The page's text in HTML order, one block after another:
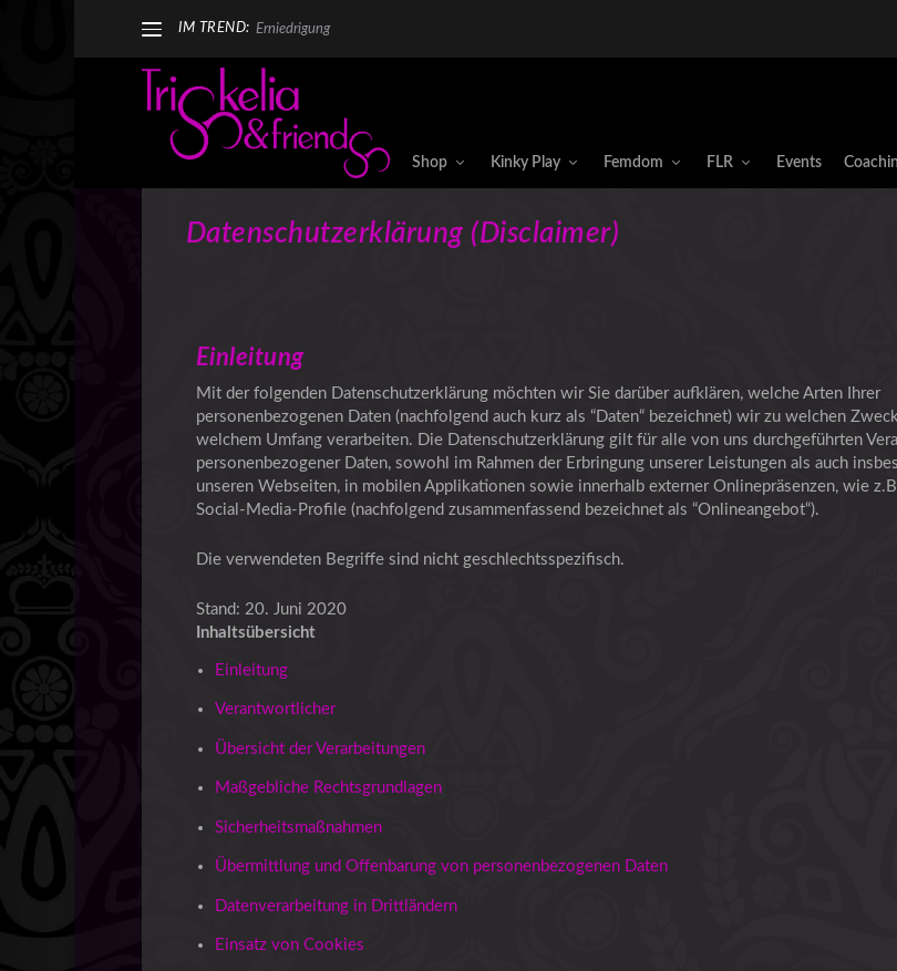
IM TREND: Erniedrigung
Shop Kinky Play Femdom FLR Events
Datenschutzerklärung (Disclaimer)
Einleitung
Mit der folgenden Datenschutzerklärung möchten wir Sie darüber aufklären, welche Arten Ihrer
personenbezogenen Daten (nachfolgend auch kurz als “Daten“ bezeichnet) wir zu welchen
welchem Umfang verarbeiten. Die Datenschutzerklärung gilt für alle von uns durchgeführten
personenbezogener Daten, sowohl im Rahmen der Erbringung unserer Leistungen als auch
unseren Webseiten, in mobilen Applikationen sowie innerhalb externer Onlinepräsenzen, wie
Social-Media-Profile (nachfolgend zusammenfassend bezeichnet als “Onlineangebot“).
Die verwendeten Begriffe sind nicht geschlechtsspezifisch.
Stand: 20. Juni 2020
Inhaltsübersicht
Einleitung
Verantwortlicher
Übersicht der Verarbeitungen
Maßgebliche Rechtsgrundlagen
Sicherheitsmaßnahmen
Übermittlung und Offenbarung von personenbezogenen Daten
Datenverarbeitung in Drittländern
Einsatz von Cookies